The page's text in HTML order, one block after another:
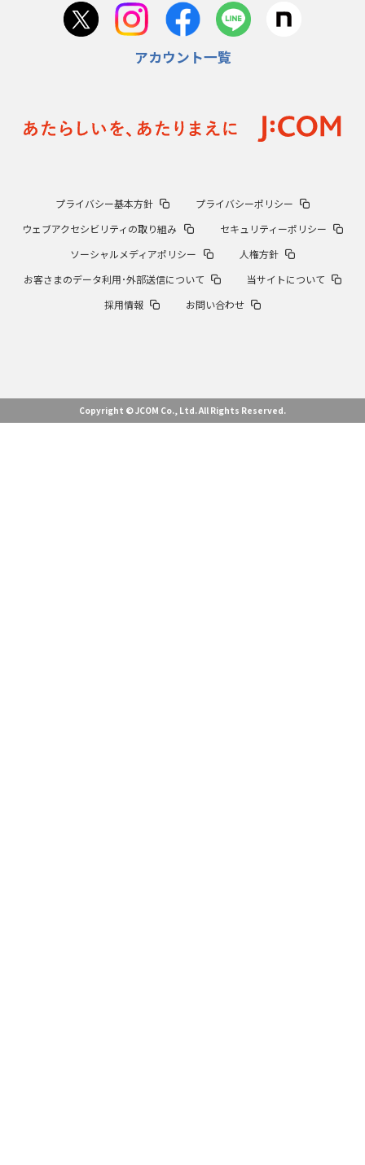
アカウント一覧
プライバシー基本方針
プライバシーポリシー
ウェブアクセシビリティの取り組み
セキュリティーポリシー
ソーシャルメディアポリシー
人権方針
お客さまのデータ利用･外部送信について
当サイトについて
採用情報
お問い合わせ
Copyright © JCOM Co., Ltd. All Rights Reserved.